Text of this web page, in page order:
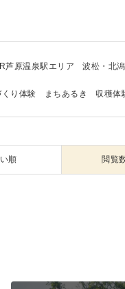
芦原温泉駅エリア 波松・北
くり体験 まちあるき 収穫体
順 閲覧